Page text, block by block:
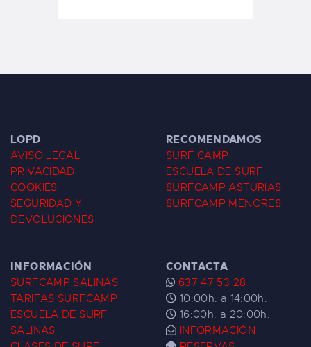
LOPD
AVISO LEGAL
PRIVACIDAD
COOKIES
SEGURIDAD Y
DEVOLUCIONES
RECOMENDAMOS
SURF CAMP
ESCUELA DE SURF
SURFCAMP ASTURIAS
SURFCAMP MENORES
INFORMACIÓN
SURFCAMP SALINAS
TARIFAS SURFCAMP
ESCUELA DE SURF
SALINAS
CONTACTA
637 47 53 28
10:00h. a 14:00h.
16:00h. a 20:00h.
INFORMACIÓN